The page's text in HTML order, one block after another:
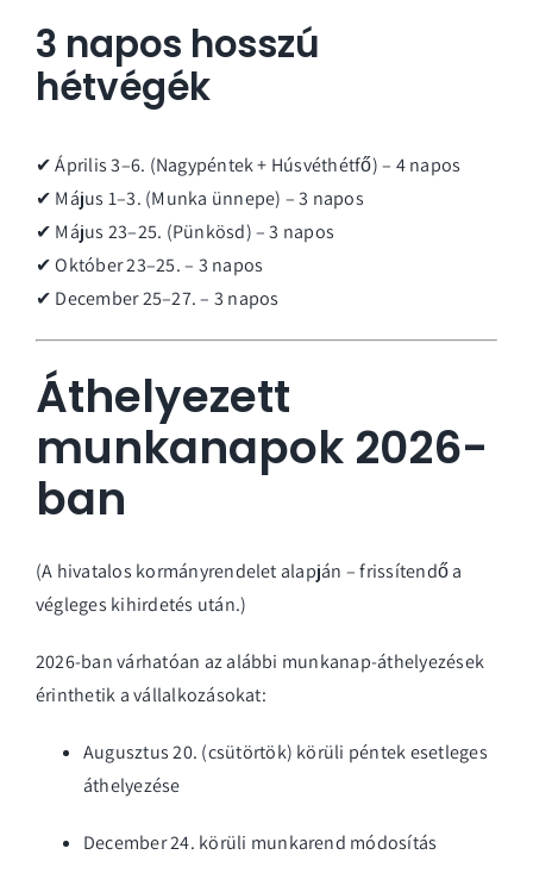
3 napos hosszú
hétvégék
✔ Április 3–6. (Nagypéntek + Húsvéthétfő) – 4 napos
✔ Május 1–3. (Munka ünnepe) – 3 napos
✔ Május 23–25. (Pünkösd) – 3 napos
✔ Október 23–25. – 3 napos
✔ December 25–27. – 3 napos
Áthelyezett
munkanapok 2026-
ban
(A hivatalos kormányrendelet alapján – frissítendő a
végleges kihirdetés után.)
2026-ban várhatóan az alábbi munkanap-áthelyezések
érinthetik a vállalkozásokat:
Augusztus 20. (csütörtök) körüli péntek esetleges
áthelyezése
December 24. körüli munkarend módosítás